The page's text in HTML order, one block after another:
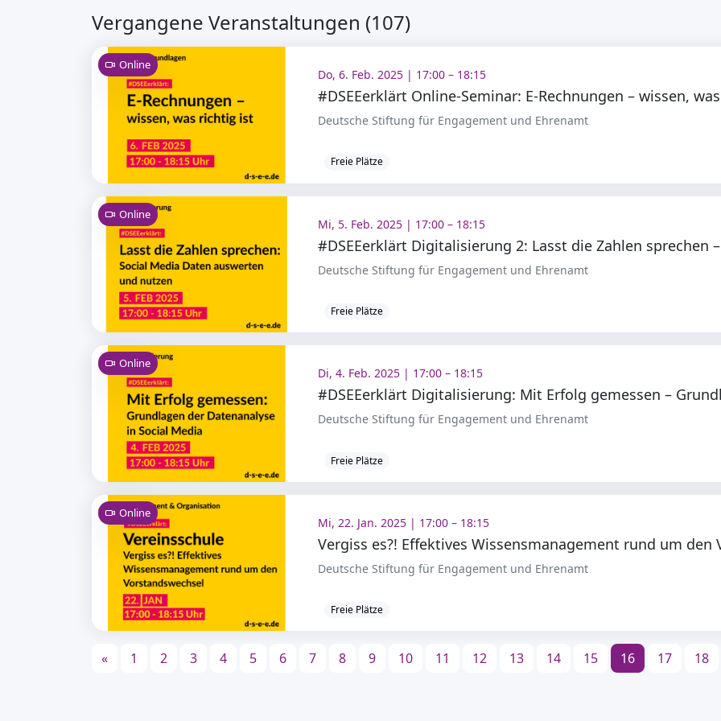
Vergangene Veranstaltungen (107)
Online
Do, 6. Feb. 2025 | 17:00 – 18:15
Deutsche Stiftung für Engagement und Ehrenamt
Freie Plätze
Online
Mi, 5. Feb. 2025 | 17:00 – 18:15
Deutsche Stiftung für Engagement und Ehrenamt
Freie Plätze
Online
Di, 4. Feb. 2025 | 17:00 – 18:15
Deutsche Stiftung für Engagement und Ehrenamt
Freie Plätze
Online
Mi, 22. Jan. 2025 | 17:00 – 18:15
Deutsche Stiftung für Engagement und Ehrenamt
Freie Plätze
« 1 2 3 4 5 6 7 8 9 10 11 12 13 14 15 16 17 18